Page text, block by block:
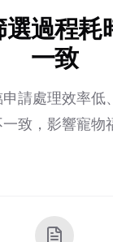
選過程耗
一致
請處理效率低
致，影響寵物